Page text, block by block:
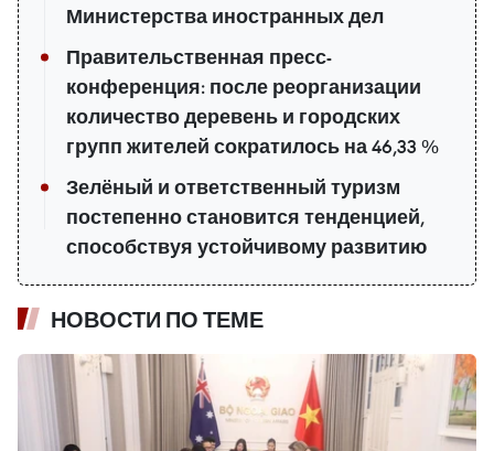
Министерства иностранных дел
Правительственная пресс-
конференция: после реорганизации
количество деревень и городских
групп жителей сократилось на 46,33 %
Зелёный и ответственный туризм
постепенно становится тенденцией,
способствуя устойчивому развитию
НОВОСТИ ПО ТЕМЕ